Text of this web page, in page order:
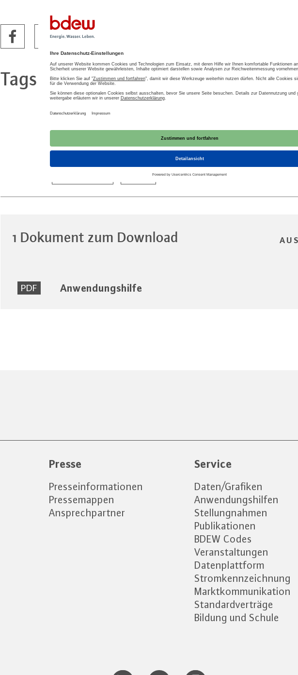
Tags §14a KMU Messwesen
Netzwirtschaft
Energienetze und Regulierung
Installateurwesen
Netzbetreiber StromNEV
1 Dokument zum Download
PDF Anwendungshilfe
Presse
Presseinformationen
Pressemappen
Ansprechpartner
Service
Daten/Grafiken
Anwendungshilfen
Stellungnahmen
Publikationen
BDEW Codes
Veranstaltungen
Datenplattform
Stromkennzeichnung
Marktkommunikation
Standardverträge
Bildung und Schule